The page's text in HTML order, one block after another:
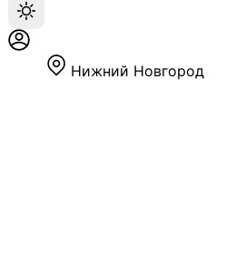
Нижний Новгород